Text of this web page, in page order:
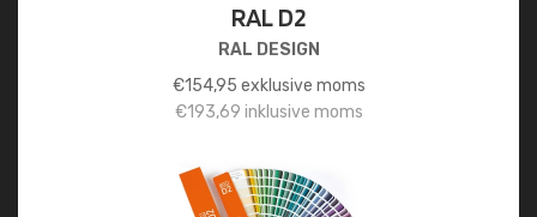
RAL D2
RAL DESIGN
€154,95 exklusive moms
€193,69 inklusive moms